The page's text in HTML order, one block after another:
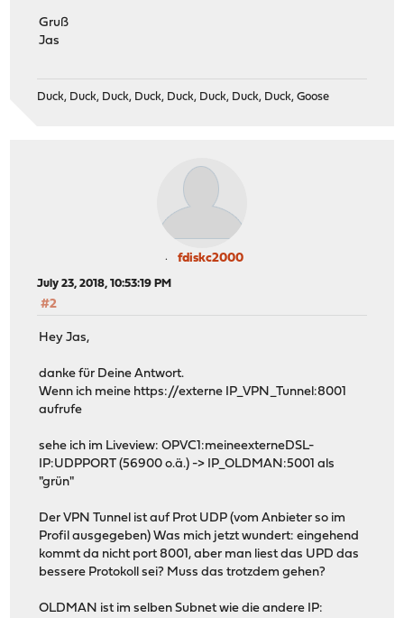
Gruß
Jas
Duck, Duck, Duck, Duck, Duck, Duck, Duck, Duck, Goose
fdiskc2000
July 23, 2018, 10:53:19 PM
#2
Hey Jas,
danke für Deine Antwort.
Wenn ich meine https://externe IP_VPN_Tunnel:8001
aufrufe
sehe ich im Liveview: OPVC1:meineexterneDSL-
IP:UDPPORT (56900 o.ä.) -> IP_OLDMAN:5001 als
"grün"
Der VPN Tunnel ist auf Prot UDP (vom Anbieter so im
Profil ausgegeben) Was mich jetzt wundert: eingehend
kommt da nicht port 8001, aber man liest das UPD das
bessere Protokoll sei? Muss das trotzdem gehen?
OLDMAN ist im selben Subnet wie die andere IP: